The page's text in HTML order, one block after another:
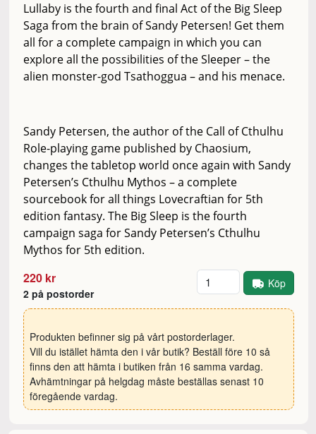
Lullaby is the fourth and final Act of the Big Sleep
Saga from the brain of Sandy Petersen! Get them
all for a complete campaign in which you can
explore all the possibilities of the Sleeper – the
alien monster-god Tsathoggua – and his menace.
Sandy Petersen, the author of the Call of Cthulhu
Role-playing game published by Chaosium,
changes the tabletop world once again with Sandy
Petersen’s Cthulhu Mythos – a complete
sourcebook for all things Lovecraftian for 5th
edition fantasy. The Big Sleep is the fourth
campaign saga for Sandy Petersen’s Cthulhu
Mythos for 5th edition.
220 kr
2 på postorder
Antal Köp
Produkten befinner sig på vårt postorderlager.
Vill du istället hämta den i vår butik? Beställ före 10 så
finns den att hämta i butiken från 16 samma vardag.
Avhämtningar på helgdag måste beställas senast 10
föregående vardag.